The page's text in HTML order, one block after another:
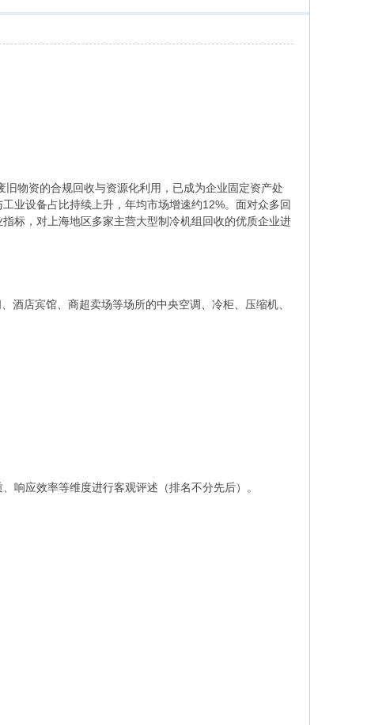
物资的合规回收与资源化利用，已成为企业固定资产处
业设备占比持续上升，年均市场增速约12%。面对众多回
标，对上海地区多家主营大型制冷机组回收的优质企业进
店宾馆、商超卖场等场所的中央空调、冷柜、压缩机、
响应效率等维度进行客观评述（排名不分先后）。